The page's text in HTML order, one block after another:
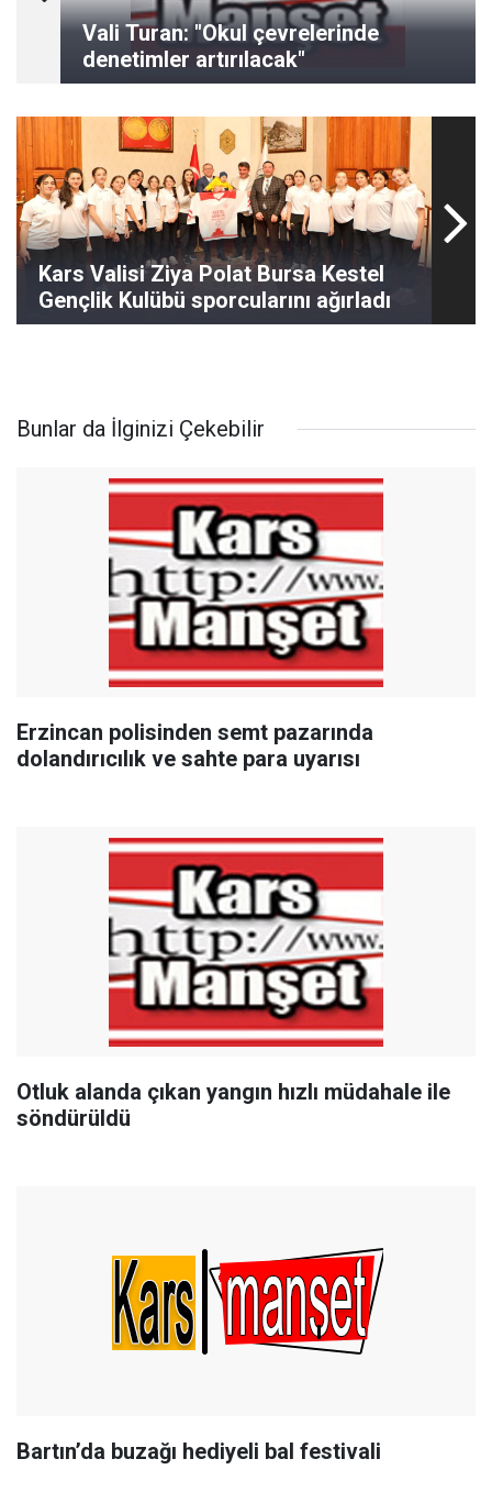
Vali Turan: "Okul çevrelerinde
denetimler artırılacak"
Kars Valisi Ziya Polat Bursa Kestel
Gençlik Kulübü sporcularını ağırladı
Bunlar da İlginizi Çekebilir
Erzincan polisinden semt pazarında
dolandırıcılık ve sahte para uyarısı
Otluk alanda çıkan yangın hızlı müdahale ile
söndürüldü
Bartın’da buzağı hediyeli bal festivali